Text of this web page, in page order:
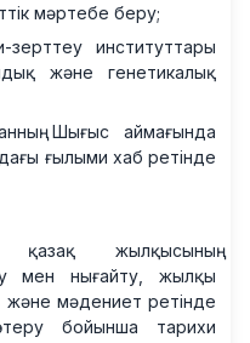
мәртебе беру;
институттары
және генетикалық
Шығыс аймағында
ғылыми хаб ретінде
қазақ жылқысының
мен нығайту, жылқы
мәдениет ретінде
бойынша тарихи